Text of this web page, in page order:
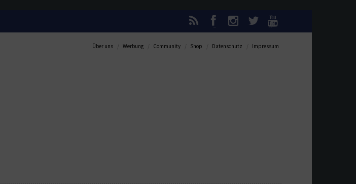
Über uns Werbung Community Shop Datenschutz Impressum